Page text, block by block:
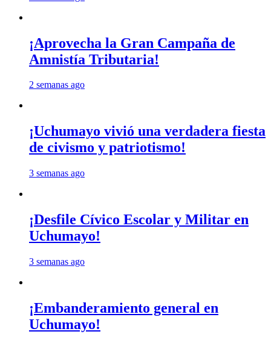
¡Aprovecha la Gran Campaña de
Amnistía Tributaria!
2 semanas ago
¡Uchumayo vivió una verdadera fiesta
de civismo y patriotismo!
3 semanas ago
¡Desfile Cívico Escolar y Militar en
Uchumayo!
3 semanas ago
¡Embanderamiento general en
Uchumayo!